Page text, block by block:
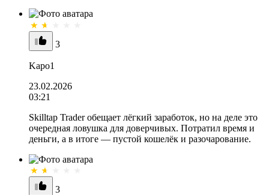
3
Kapo1
23.02.2026
03:21
Skilltap Trader обещает лёгкий заработок, но на деле это
очередная ловушка для доверчивых. Потратил время и
деньги, а в итоге — пустой кошелёк и разочарование.
3